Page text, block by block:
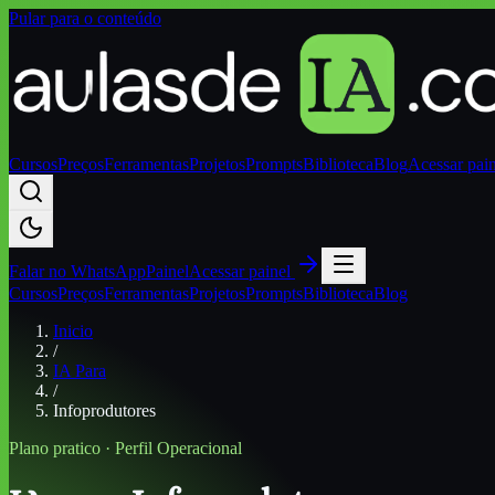
Pular para o conteúdo
CursosPreçosFerramentasProjetosPromptsBibliotecaBlogAcessar
Falar no WhatsAppPainelAcessar painel
CursosPreçosFerramentasProjetosPromptsBibliotecaBlog
Inicio
/
IA Para
/
Infoprodutores
Plano pratico · Perfil Operacional